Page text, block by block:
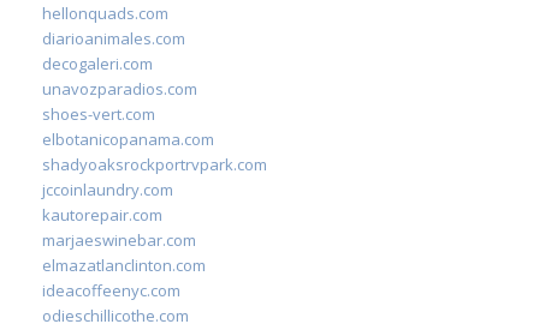
hellonquads.com
diarioanimales.com
decogaleri.com
unavozparadios.com
shoes-vert.com
elbotanicopanama.com
shadyoaksrockportrvpark.com
jccoinlaundry.com
kautorepair.com
marjaeswinebar.com
elmazatlanclinton.com
ideacoffeenyc.com
odieschillicothe.com